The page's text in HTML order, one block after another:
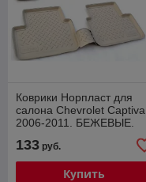
Коврики Норпласт для
салона Chevrolet Captiva
2006-2011. БЕЖЕВЫЕ.
Артикул NPL-Po-12-08B
133 руб.
Купить